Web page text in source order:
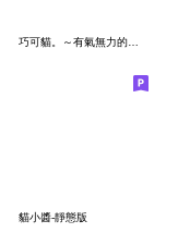
貓小醬-靜態版